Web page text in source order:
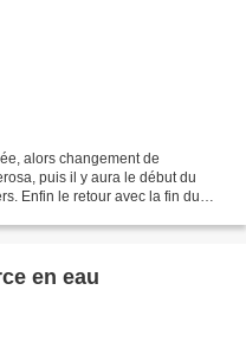
alors changement de
puis il y aura le début du
Enfin le retour avec la fin du
en eau